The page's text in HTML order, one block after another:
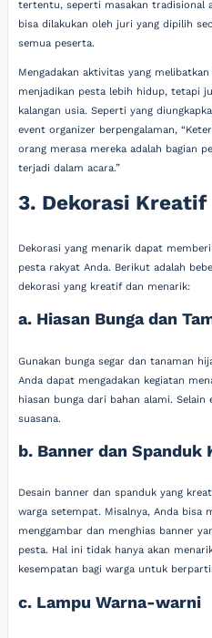
tertentu, seperti masakan tradisional
bisa dilakukan oleh juri yang dipilih
semua peserta.
Mengadakan aktivitas yang
menjadikan pesta lebih hidup, tetapi
kalangan usia. Seperti yang
event organizer berpengalaman,
orang merasa mereka adalah bagian
terjadi dalam acara.”
3. Dekorasi Kreatif
Dekorasi yang menarik dapat
pesta rakyat Anda. Berikut adalah
dekorasi yang kreatif dan menarik:
a. Hiasan Bunga dan
Gunakan bunga segar dan tanaman
Anda dapat mengadakan kegiatan
hiasan bunga dari bahan alami.
suasana.
b. Banner dan Spanduk
Desain banner dan spanduk yang
warga setempat. Misalnya, Anda bisa
menggambar dan menghias banner
pesta. Hal ini tidak hanya akan
kesempatan bagi warga untuk
c. Lampu Warna-warni